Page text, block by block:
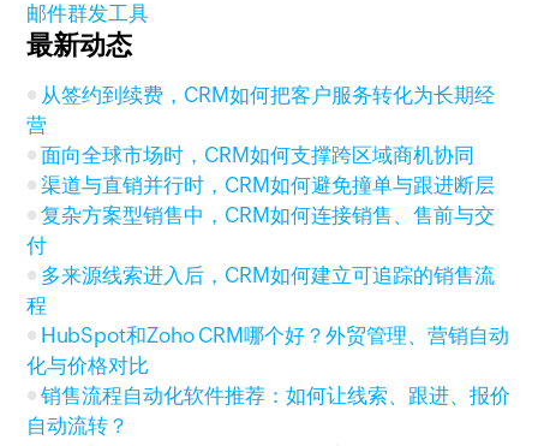
邮件群发工具
最新动态
从签约到续费，CRM如何把客户服务转化为长期经
营
面向全球市场时，CRM如何支撑跨区域商机协同
渠道与直销并行时，CRM如何避免撞单与跟进断层
复杂方案型销售中，CRM如何连接销售、售前与交
付
多来源线索进入后，CRM如何建立可追踪的销售流
程
HubSpot和Zoho CRM哪个好？外贸管理、营销自动
化与价格对比
销售流程自动化软件推荐：如何让线索、跟进、报价
自动流转？